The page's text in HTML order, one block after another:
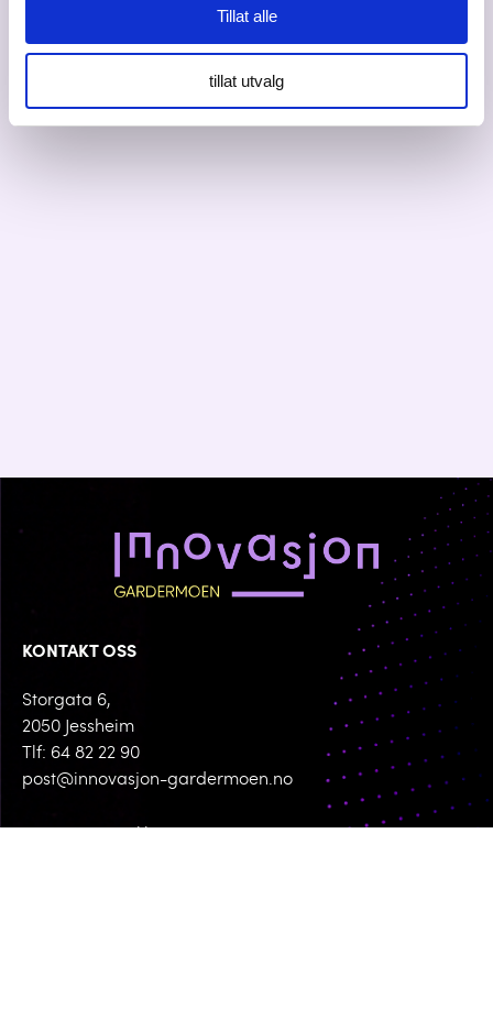
Tillat alle
tillat utvalg
KONTAKT OSS
Storgata 6,
2050 Jessheim
Tlf: 64 82 22 90
post@innovasjon-gardermoen.no